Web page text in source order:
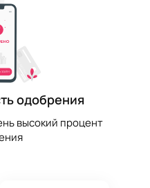
одобрения
высокий процент